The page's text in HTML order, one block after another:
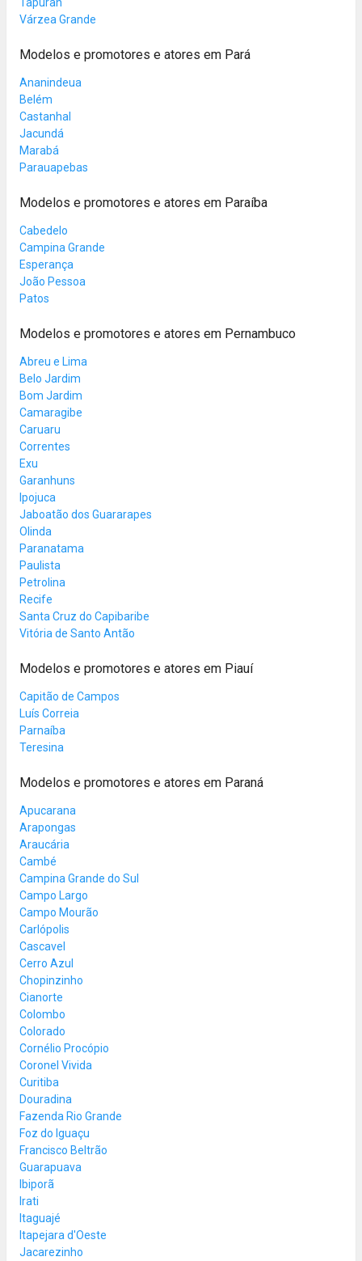
Várzea Grande
Modelos e promotores e atores em Pará
Ananindeua
Belém
Castanhal
Jacundá
Marabá
Parauapebas
Modelos e promotores e atores em Paraíba
Cabedelo
Campina Grande
Esperança
João Pessoa
Patos
Modelos e promotores e atores em Pernambuco
Abreu e Lima
Belo Jardim
Bom Jardim
Camaragibe
Caruaru
Correntes
Exu
Garanhuns
Ipojuca
Jaboatão dos Guararapes
Olinda
Paranatama
Paulista
Petrolina
Recife
Santa Cruz do Capibaribe
Vitória de Santo Antão
Modelos e promotores e atores em Piauí
Capitão de Campos
Luís Correia
Parnaíba
Teresina
Modelos e promotores e atores em Paraná
Apucarana
Arapongas
Araucária
Cambé
Campina Grande do Sul
Campo Largo
Campo Mourão
Carlópolis
Cascavel
Cerro Azul
Chopinzinho
Cianorte
Colombo
Colorado
Cornélio Procópio
Coronel Vivida
Curitiba
Douradina
Fazenda Rio Grande
Foz do Iguaçu
Francisco Beltrão
Guarapuava
Ibiporã
Irati
Itaguajé
Itapejara d'Oeste
Jacarezinho